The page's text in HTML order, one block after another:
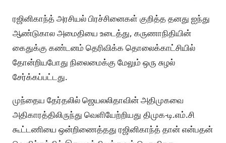
ரஜினிகாந்த் அரசியல் பிரச்சினைகள் குறித்த தனது ஐந்து
ஆண்டுகால அமைதியை உடைத்து, கருணாநிதியின்
கைதுக்கு கண்டனம் தெரிவிக்க தொலைக்காட்சியில்
தோன்றியபோது நிலைமைக்கு மேலும் ஒரு சுழல்
சேர்க்கப்பட்டது.
முந்தைய தேர்தலில் ஜெயலலிதாவின் அதிமுகவை
அதிகாரத்திலிருந்து வெளியேற்றியது திமுக-டி.எம்.சி
கூட்டணியை ஒன்றிணைத்தது ரஜினிகாந்த் தான் என்பதன்